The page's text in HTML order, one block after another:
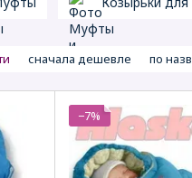
сначала дешевле по
−7%